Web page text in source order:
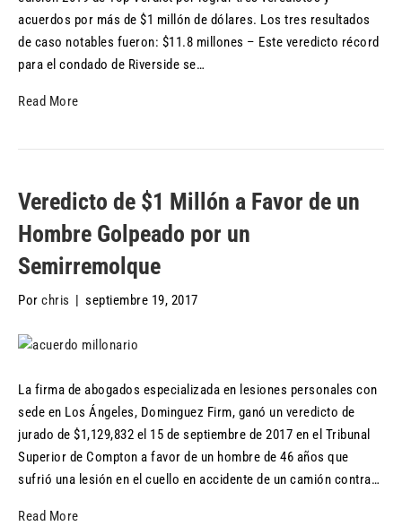
acuerdos por más de $1 millón de dólares. Los tres resultados
de caso notables fueron: $11.8 millones – Este veredicto récord
para el condado de Riverside se…
Read More
Veredicto de $1 Millón a Favor de un
Hombre Golpeado por un
Semirremolque
Por chris | septiembre 19, 2017
La firma de abogados especializada en lesiones personales con
sede en Los Ángeles, Dominguez Firm, ganó un veredicto de
jurado de $1,129,832 el 15 de septiembre de 2017 en el Tribunal
Superior de Compton a favor de un hombre de 46 años que
sufrió una lesión en el cuello en accidente de un camión contra…
Read More